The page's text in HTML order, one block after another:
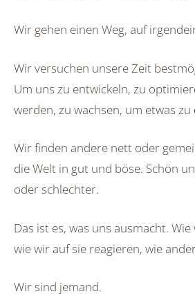
Wir gehen einen Weg, auf
Wir versuchen unsere Zeit
Um uns zu entwickeln, zu
werden, zu wachsen, um etwas
Wir finden andere nett oder
die Welt in gut und böse. Schön
oder schlechter.
Das ist es, was uns ausmacht.
wie wir auf sie reagieren, wie
Wir sind jemand.